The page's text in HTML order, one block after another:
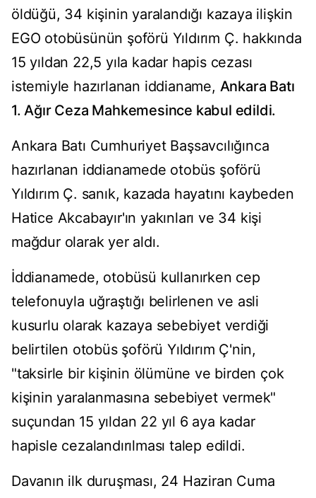
öldüğü, 34 kişinin yaralandığı kazaya ilişkin
EGO otobüsünün şoförü Yıldırım Ç. hakkında
15 yıldan 22,5 yıla kadar hapis cezası
istemiyle hazırlanan iddianame, Ankara Batı
1. Ağır Ceza Mahkemesince kabul edildi.
Ankara Batı Cumhuriyet Başsavcılığınca
hazırlanan iddianamede otobüs şoförü
Yıldırım Ç. sanık, kazada hayatını kaybeden
Hatice Akcabayır'ın yakınları ve 34 kişi
mağdur olarak yer aldı.
İddianamede, otobüsü kullanırken cep
telefonuyla uğraştığı belirlenen ve asli
kusurlu olarak kazaya sebebiyet verdiği
belirtilen otobüs şoförü Yıldırım Ç'nin,
"taksirle bir kişinin ölümüne ve birden çok
kişinin yaralanmasına sebebiyet vermek"
suçundan 15 yıldan 22 yıl 6 aya kadar
hapisle cezalandırılması talep edildi.
Davanın ilk duruşması, 24 Haziran Cuma